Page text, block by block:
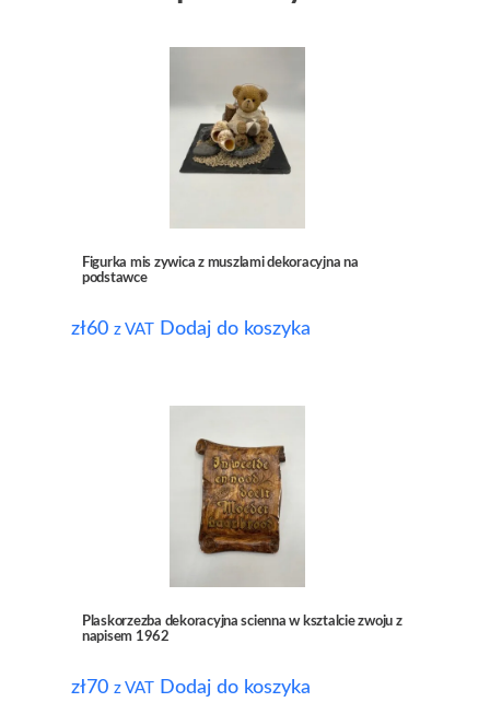
Figurka mis zywica z muszlami dekoracyjna na
podstawce
zł60 z VAT Dodaj do koszyka
Plaskorzezba dekoracyjna scienna w ksztalcie zwoju z
napisem 1962
zł70 z VAT Dodaj do koszyka